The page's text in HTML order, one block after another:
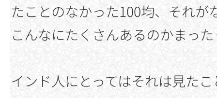
たことのなかった100均、それ
こんなにたくさんあるのかまっ
インド人にとってはそれは見た